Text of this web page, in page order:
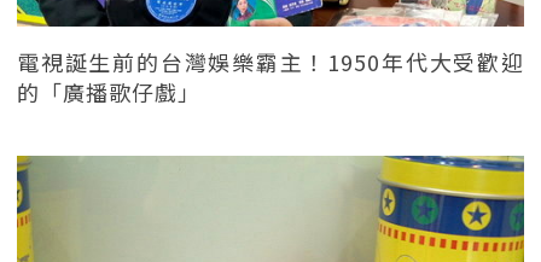
電視誕生前的台灣娛樂霸主！1950年代大受歡迎
的「廣播歌仔戲」